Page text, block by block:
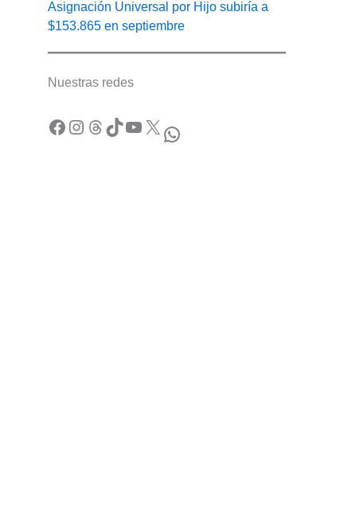
Asignación Universal por Hijo subiría a
$153.865 en septiembre
Nuestras redes
Facebook Instagram Threads TikTok YouTube X WhatsApp